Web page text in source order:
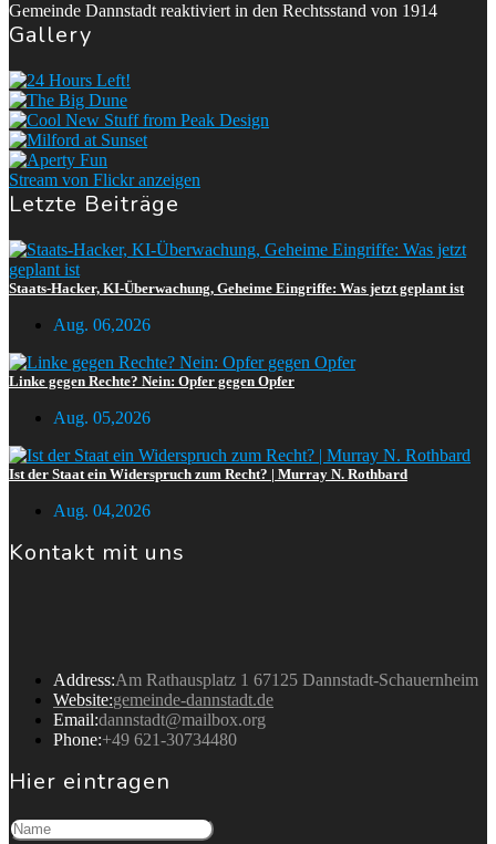
Gemeinde Dannstadt reaktiviert in den Rechtsstand von 1914
Gallery
Stream von Flickr anzeigen
Letzte Beiträge
Staats-Hacker, KI-Überwachung, Geheime Eingriffe: Was jetzt geplant ist
Aug. 06,2026
Linke gegen Rechte? Nein: Opfer gegen Opfer
Aug. 05,2026
Ist der Staat ein Widerspruch zum Recht? | Murray N. Rothbard
Aug. 04,2026
Kontakt mit uns
Address:Am Rathausplatz 1 67125 Dannstadt-Schauernheim
Website:gemeinde-dannstadt.de
Email:dannstadt@mailbox.org
Phone:+49 621-30734480
Hier eintragen